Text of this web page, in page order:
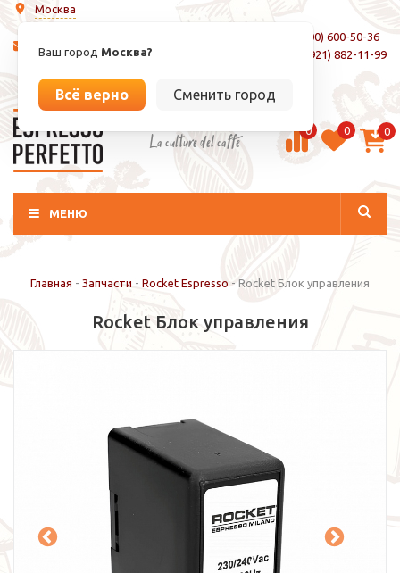
Москва
Ваш город Москва?
Всё верно Сменить город
info@espressoperfetto.ru
8 (800) 600-50-36
+7 (921) 882-11-99
La culture del caffé 0 0 0
МЕНЮ
Главная - Запчасти - Rocket Espresso - Rocket Блок управления
Rocket Блок управления